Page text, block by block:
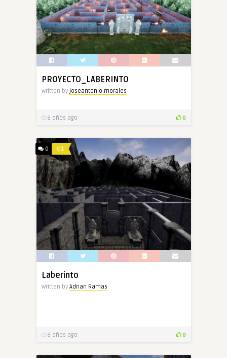
PROYECTO_LABERINTO
Written by joseantonio.morales
8 años ago 0
0 O1
Laberinto
Written by Adrian Ramas
8 años ago 0